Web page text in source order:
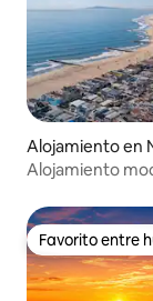
Alojamiento en
Alojamiento
Favorito entre
Favorito entre